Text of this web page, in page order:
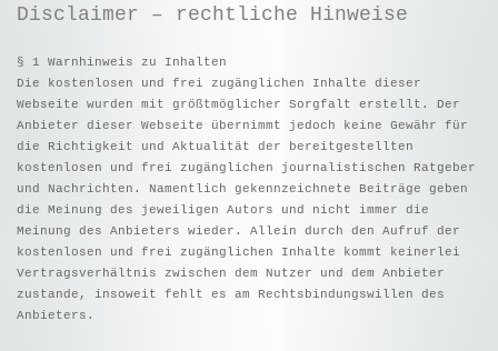
Disclaimer – rechtliche Hinweise
§ 1 Warnhinweis zu Inhalten
Die kostenlosen und frei zugänglichen Inhalte dieser
Webseite wurden mit größtmöglicher Sorgfalt erstellt. Der
Anbieter dieser Webseite übernimmt jedoch keine Gewähr für
die Richtigkeit und Aktualität der bereitgestellten
kostenlosen und frei zugänglichen journalistischen Ratgeber
und Nachrichten. Namentlich gekennzeichnete Beiträge geben
die Meinung des jeweiligen Autors und nicht immer die
Meinung des Anbieters wieder. Allein durch den Aufruf der
kostenlosen und frei zugänglichen Inhalte kommt keinerlei
Vertragsverhältnis zwischen dem Nutzer und dem Anbieter
zustande, insoweit fehlt es am Rechtsbindungswillen des
Anbieters.